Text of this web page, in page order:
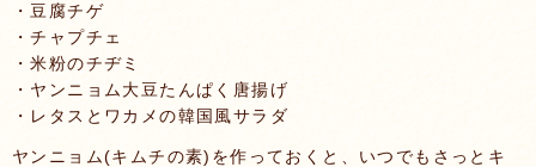
・豆腐チゲ
・チャプチェ
・米粉のチヂミ
・ヤンニョム大豆たんぱく唐揚げ
・レタスとワカメの韓国風サラダ
ヤンニョム(キムチの素)を作っておくと、いつでもさっとキ